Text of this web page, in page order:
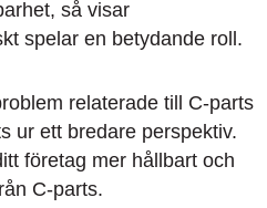
så visar
spelar en betydande roll.
relaterade till C-parts
ur ett bredare perspektiv.
företag mer hållbart och
C-parts.